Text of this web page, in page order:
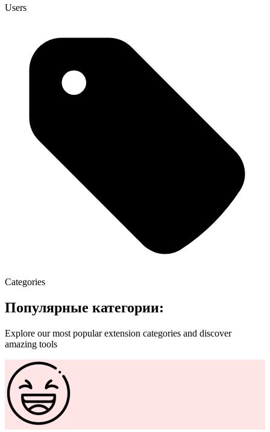
Users
Categories
Популярные категории:
Explore our most popular extension categories and discover
amazing tools